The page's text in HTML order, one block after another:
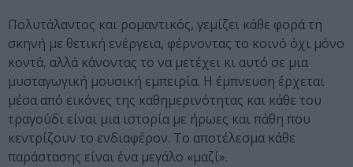
Πολυτάλαντος και ρομαντικός, γεμίζει κάθε φορά τη
σκηνή με θετική ενέργεια, φέρνοντας το κοινό όχι μόνο
κοντά, αλλά κάνοντας το να μετέχει κι αυτό σε μια
μυσταγωγική μουσική εμπειρία. Η έμπνευση έρχεται
μέσα από εικόνες της καθημερινότητας και κάθε του
τραγούδι είναι μια ιστορία με ήρωες και πάθη που
κεντρίζουν το ενδιαφέρον. Το αποτέλεσμα κάθε
παράστασης είναι ένα μεγάλο «μαζί».